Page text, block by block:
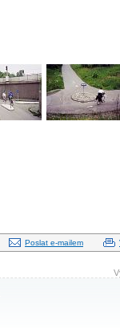
Poslat e-mailem